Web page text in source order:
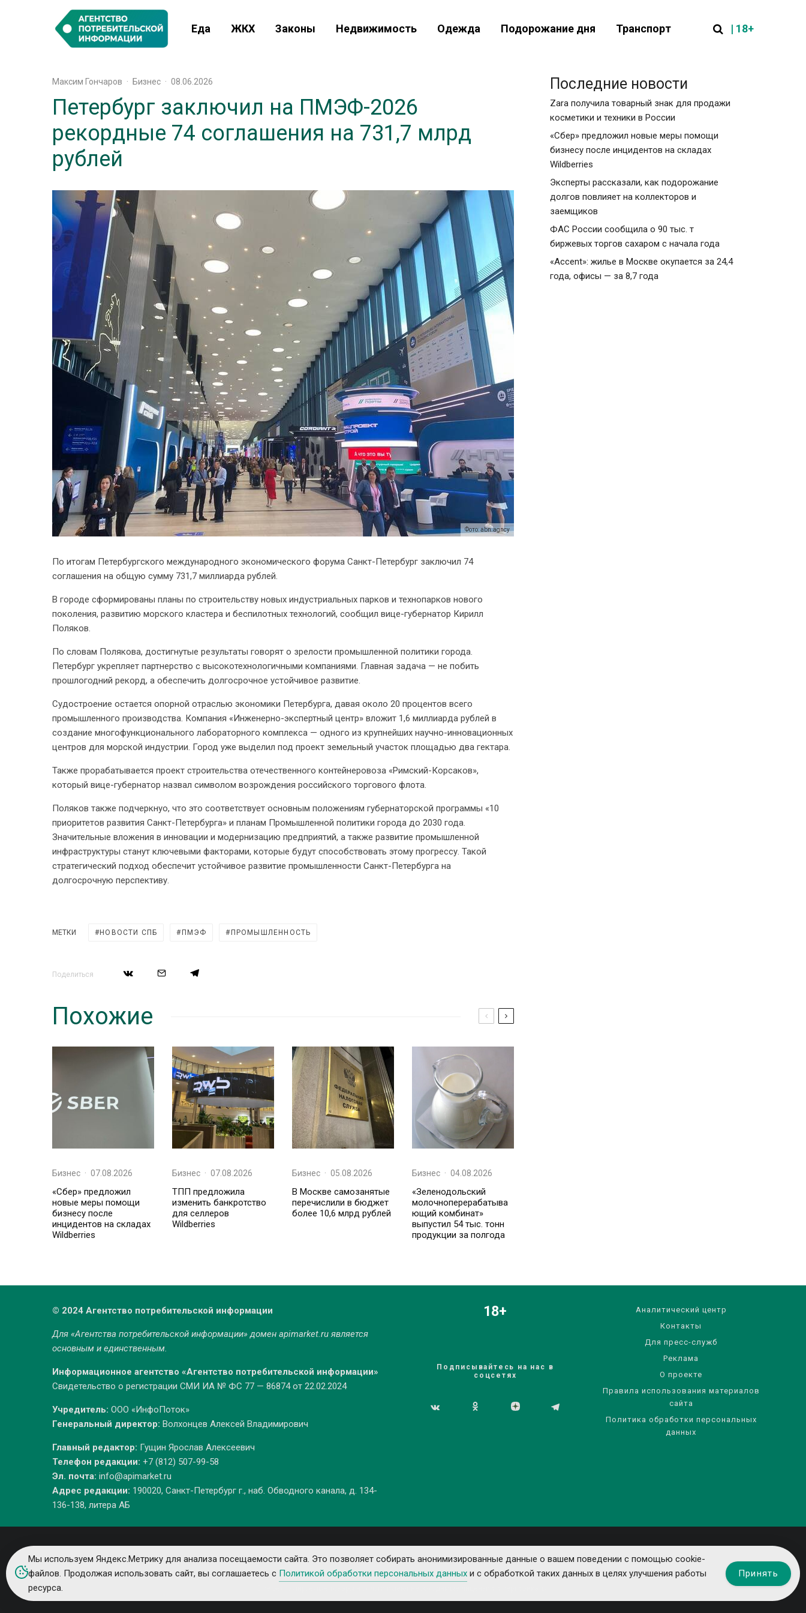
Еда ЖКХ Законы Недвижимость Одежда Подорожание дня Транспорт | 18+
Максим Гончаров · Бизнес · 08.06.2026
Петербург заключил на ПМЭФ-2026
рекордные 74 соглашения на 731,7 млрд
рублей
Фото: abn.agncy
По итогам Петербургского международного экономического форума Санкт-Петербург заключил 74
соглашения на общую сумму 731,7 миллиарда рублей.
В городе сформированы планы по строительству новых индустриальных парков и технопарков нового
поколения, развитию морского кластера и беспилотных технологий, сообщил вице-губернатор Кирилл
Поляков.
По словам Полякова, достигнутые результаты говорят о зрелости промышленной политики города.
Петербург укрепляет партнерство с высокотехнологичными компаниями. Главная задача — не побить
прошлогодний рекорд, а обеспечить долгосрочное устойчивое развитие.
Судостроение остается опорной отраслью экономики Петербурга, давая около 20 процентов всего
промышленного производства. Компания «Инженерно-экспертный центр» вложит 1,6 миллиарда рублей в
создание многофункционального лабораторного комплекса — одного из крупнейших научно-инновационных
центров для морской индустрии. Город уже выделил под проект земельный участок площадью два гектара.
Также прорабатывается проект строительства отечественного контейнеровоза «Римский-Корсаков»,
который вице-губернатор назвал символом возрождения российского торгового флота.
Поляков также подчеркнуо, что это соответствует основным положениям губернаторской программы «10
приоритетов развития Санкт-Петербурга» и планам Промышленной политики города до 2030 года.
Значительные вложения в инновации и модернизацию предприятий, а также развитие промышленной
инфраструктуры станут ключевыми факторами, которые будут способствовать этому прогрессу. Такой
стратегический подход обеспечит устойчивое развитие промышленности Санкт-Петербурга на
долгосрочную перспективу.
МЕТКИ НОВОСТИ СПБ ПМЭФ ПРОМЫШЛЕННОСТЬ
Поделиться
Похожие
Бизнес · 07.08.2026
«Сбер» предложил
новые меры помощи
бизнесу после
инцидентов на складах
Wildberries
Бизнес · 07.08.2026
ТПП предложила
изменить банкротство
для селлеров
Wildberries
Бизнес · 05.08.2026
В Москве самозанятые
перечислили в бюджет
более 10,6 млрд рублей
Бизнес · 04.08.2026
«Зеленодольский
молочноперерабатыва
ющий комбинат»
выпустил 54 тыс. тонн
продукции за полгода
Последние новости
Zara получила товарный знак для продажи
косметики и техники в России
«Сбер» предложил новые меры помощи
бизнесу после инцидентов на складах
Wildberries
Эксперты рассказали, как подорожание
долгов повлияет на коллекторов и
заемщиков
ФАС России сообщила о 90 тыс. т
биржевых торгов сахаром с начала года
«Accent»: жилье в Москве окупается за 24,4
года, офисы — за 8,7 года
© 2024 Агентство потребительской информации
Для «Агентства потребительской информации» домен apimarket.ruявляется
основным и единственным.
Информационное агентство «Агентство потребительской информации»
Свидетельство о регистрации СМИ ИА № ФС 77 — 86874 от 22.02.2024
Учредитель: ООО «ИнфоПоток»
Генеральный директор: Волхонцев Алексей Владимирович
Главный редактор: Гущин Ярослав Алексеевич
Телефон редакции: +7 (812) 507-99-58
Эл. почта: info@apimarket.ru
Адрес редакции: 190020, Санкт-Петербург г., наб. Обводного канала, д. 134-
136-138, литера АБ
18+
Подписывайтесь на нас в
соцсетях
Аналитический центр
Контакты
Для пресс-служб
Реклама
О проекте
Правила использования материалов
сайта
Политика обработки персональных
данных
Мы используем Яндекс.Метрику для анализа посещаемости сайта. Это позволяет собирать анонимизированные данные о вашем поведении с помощью cookie-
файлов. Продолжая использовать сайт, вы соглашаетесь с Политикой обработки персональных данных и с обработкой таких данных в целях улучшения работы
ресурса.
Принять